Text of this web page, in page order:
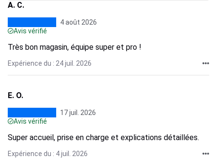
A. C.
4 août 2026
Avis vérifié
Très bon magasin, équipe super et pro !
Expérience du : 24 juil. 2026
E. O.
17 juil. 2026
Avis vérifié
Super accueil, prise en charge et explications détaillées.
Expérience du : 4 juil. 2026